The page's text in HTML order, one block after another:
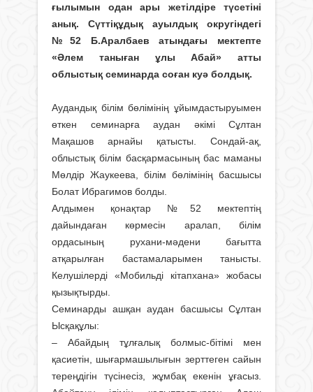
ғылымын одан ары жетілдіре түсетіні
анық. Сүттіқұдық ауылдық округіндегі
№52 Б.Аралбаев атындағы мектепте
«Әлем таныған ұлы Абай» атты
облыстық семинарда соған куә болдық.
Аудандық білім бөлімінің ұйымдастыруымен
өткен семинарға аудан әкімі Сұлтан
Мақашов арнайы қатысты. Сондай-ақ,
облыстық білім басқармасының бас маманы
Мөлдір Жаукеева, білім бөлімінің басшысы
Болат Ибрагимов болды.
Алдымен қонақтар №52 мектептің
дайындаған көрмесін аралап, білім
ордасының рухани-мәдени бағытта
атқарылған бастамаларымен танысты.
Келушілерді «Мобильді кітапхана» жобасы
қызықтырды.
Семинарды ашқан аудан басшысы Сұлтан
Ысқақұлы:
– Абайдың тұлғалық болмыс-бітімі мен
қасиетін, шығармашылығын зерттеген сайын
тереңдігін түсінесіз, жұмбақ екенін ұғасыз.